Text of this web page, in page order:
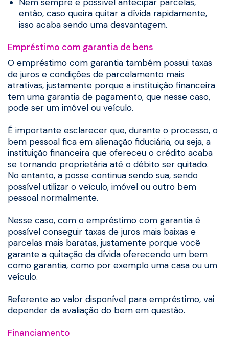
então, caso queira quitar a dívida rapidamente,
isso acaba sendo uma desvantagem.
Empréstimo com garantia de bens
O empréstimo com garantia também possui taxas
de juros e condições de parcelamento mais
atrativas, justamente porque a instituição financeira
tem uma garantia de pagamento, que nesse caso,
pode ser um imóvel ou veículo.
É importante esclarecer que, durante o processo, o
bem pessoal fica em alienação fiduciária, ou seja, a
instituição financeira que ofereceu o crédito acaba
se tornando proprietária até o débito ser quitado.
No entanto, a posse continua sendo sua, sendo
possível utilizar o veículo, imóvel ou outro bem
pessoal normalmente.
Nesse caso, com o empréstimo com garantia é
possível conseguir taxas de juros mais baixas e
parcelas mais baratas, justamente porque você
garante a quitação da dívida oferecendo um bem
como garantia, como por exemplo uma casa ou um
veículo.
Referente ao valor disponível para empréstimo, vai
depender da avaliação do bem em questão.
Financiamento